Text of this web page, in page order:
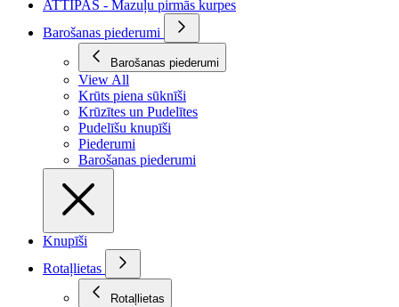
ATTIPAS - Mazuļu pirmās kurpes
Barošanas piederumi
Barošanas piederumi
View All
Krūts piena sūknīši
Krūzītes un Pudelītes
Pudelīšu knupīši
Piederumi
Barošanas piederumi
Knupīši
Rotaļlietas
Rotaļlietas